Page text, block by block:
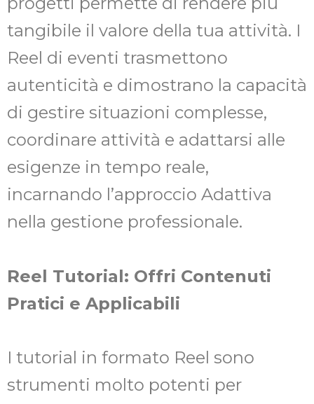
tangibile il valore della tua attività. I
Reel di eventi trasmettono
autenticità e dimostrano la capacità
di gestire situazioni complesse,
coordinare attività e adattarsi alle
esigenze in tempo reale,
incarnando l’approccio Adattiva
nella gestione professionale.
Reel Tutorial: Offri Contenuti
Pratici e Applicabili
I tutorial in formato Reel sono
strumenti molto potenti per